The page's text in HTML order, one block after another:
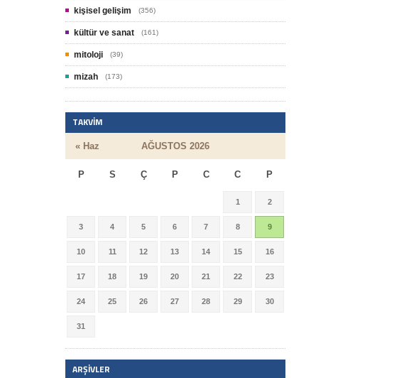
kişisel gelişim (356)
kültür ve sanat (161)
mitoloji (39)
mizah (173)
TAKVIM
AĞUSTOS 2026
P S Ç P C C P
« Haz
1 2
3 4 5 6 7 8 9
10 11 12 13 14 15 16
17 18 19 20 21 22 23
24 25 26 27 28 29 30
31
ARŞIVLER